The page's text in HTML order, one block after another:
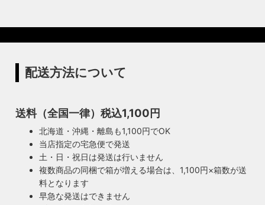
配送方法について
送料（全国一律）税込1,100円
北海道・沖縄・離島も1,100円でOK
当店指定の宅急便で発送
土・日・祝日は発送は行いません
複数商品の同梱で箱が増える場合は、1,100円×箱数が送
料となります
早急な発送はできません